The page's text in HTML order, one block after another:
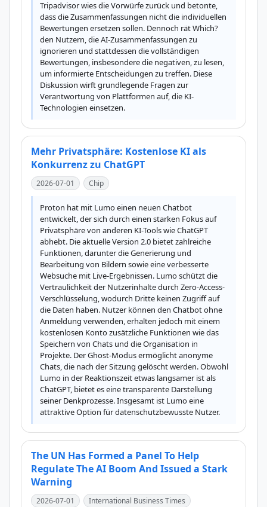
Tripadvisor wies die Vorwürfe zurück und betonte,
dass die Zusammenfassungen nicht die individuellen
Bewertungen ersetzen sollen. Dennoch rät Which?
den Nutzern, die AI-Zusammenfassungen zu
ignorieren und stattdessen die vollständigen
Bewertungen, insbesondere die negativen, zu lesen,
um informierte Entscheidungen zu treffen. Diese
Diskussion wirft grundlegende Fragen zur
Verantwortung von Plattformen auf, die KI-
Technologien einsetzen.
Mehr Privatsphäre: Kostenlose KI als
Konkurrenz zu ChatGPT
2026-07-01 Chip
Proton hat mit Lumo einen neuen Chatbot
entwickelt, der sich durch einen starken Fokus auf
Privatsphäre von anderen KI-Tools wie ChatGPT
abhebt. Die aktuelle Version 2.0 bietet zahlreiche
Funktionen, darunter die Generierung und
Bearbeitung von Bildern sowie eine verbesserte
Websuche mit Live-Ergebnissen. Lumo schützt die
Vertraulichkeit der Nutzerinhalte durch Zero-Access-
Verschlüsselung, wodurch Dritte keinen Zugriff auf
die Daten haben. Nutzer können den Chatbot ohne
Anmeldung verwenden, erhalten jedoch mit einem
kostenlosen Konto zusätzliche Funktionen wie das
Speichern von Chats und die Organisation in
Projekte. Der Ghost-Modus ermöglicht anonyme
Chats, die nach der Sitzung gelöscht werden. Obwohl
Lumo in der Reaktionszeit etwas langsamer ist als
ChatGPT, bietet es eine transparente Darstellung
seiner Denkprozesse. Insgesamt ist Lumo eine
attraktive Option für datenschutzbewusste Nutzer.
The UN Has Formed a Panel To Help
Regulate The AI Boom And Issued a Stark
Warning
2026-07-01 International Business Times